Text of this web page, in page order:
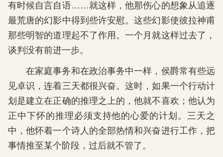
有时候自言自语……就这样，他那伤心的想象从追逐
最荒唐的幻影中得到些许安慰。这些幻影使彼拉神甫
那些明智的道理起不了作用。一个月就这样过去了，
谈判没有前进一步。
在家庭事务和在政治事务中一样，侯爵常有些远
见卓识，连着三天都很兴奋。这时，如果一个行动计
划是建立在正确的推理之上的，他就不喜欢；他认为
正中下怀的推理必须支持他的心爱的计划。三天之
中，他怀着一个诗人的全部热情和兴奋进行工作，把
事情推至某个阶段，过后就不管了。